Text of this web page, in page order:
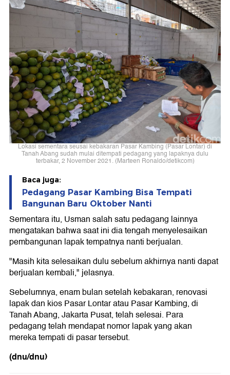
Lokasi sementara seusai kebakaran Pasar Kambing (Pasar Lontar) di
Tanah Abang sudah mulai ditempati pedagang yang lapaknya dulu
terbakar, 2 November 2021. (Marteen Ronaldo/detikcom)
Baca juga:
Pedagang Pasar Kambing Bisa Tempati
Bangunan Baru Oktober Nanti
Sementara itu, Usman salah satu pedagang lainnya
mengatakan bahwa saat ini dia tengah menyelesaikan
pembangunan lapak tempatnya nanti berjualan.
"Masih kita selesaikan dulu sebelum akhirnya nanti dapat
berjualan kembali," jelasnya.
Sebelumnya, enam bulan setelah kebakaran, renovasi
lapak dan kios Pasar Lontar atau Pasar Kambing, di
Tanah Abang, Jakarta Pusat, telah selesai. Para
pedagang telah mendapat nomor lapak yang akan
mereka tempati di pasar tersebut.
(dnu/dnu)